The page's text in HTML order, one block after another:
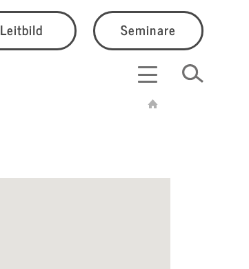
Leitbild Seminare